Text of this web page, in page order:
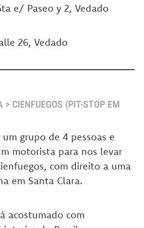
e/ Paseo y 2, Vedado
26, Vedado
CIENFUEGOS (PIT-STOP EM
um grupo de 4 pessoas e
motorista para nos levar
com direito a uma
em Santa Clara.
acostumado com